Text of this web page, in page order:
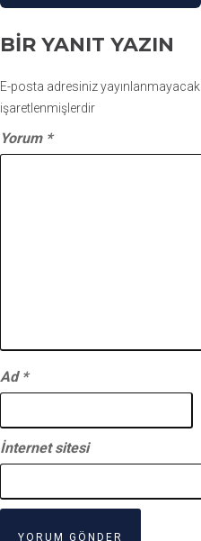
BIR YANIT YAZIN
E-posta adresiniz yayınlanmayacak.
işaretlenmişlerdir
Yorum *
Ad *
İnternet sitesi